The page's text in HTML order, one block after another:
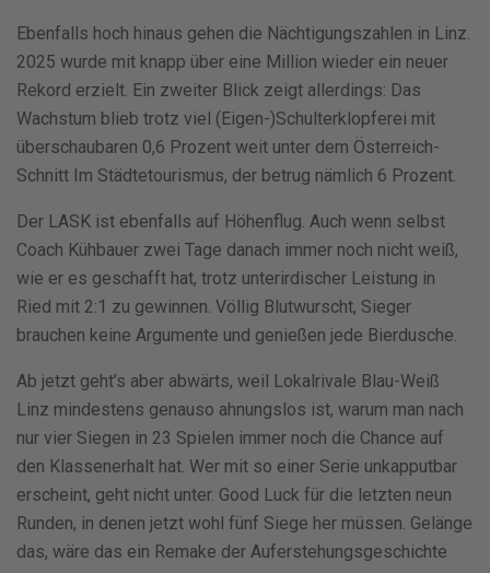
Ebenfalls hoch hinaus gehen die Nächtigungszahlen in Linz.
2025 wurde mit knapp über eine Million wieder ein neuer
Rekord erzielt. Ein zweiter Blick zeigt allerdings: Das
Wachstum blieb trotz viel (Eigen-)Schulterklopferei mit
überschaubaren 0,6 Prozent weit unter dem Österreich-
Schnitt Im Städtetourismus, der betrug nämlich 6 Prozent.
Der LASK ist ebenfalls auf Höhenflug. Auch wenn selbst
Coach Kühbauer zwei Tage danach immer noch nicht weiß,
wie er es geschafft hat, trotz unterirdischer Leistung in
Ried mit 2:1 zu gewinnen. Völlig Blutwurscht, Sieger
brauchen keine Argumente und genießen jede Bierdusche.
Ab jetzt geht’s aber abwärts, weil Lokalrivale Blau-Weiß
Linz mindestens genauso ahnungslos ist, warum man nach
nur vier Siegen in 23 Spielen immer noch die Chance auf
den Klassenerhalt hat. Wer mit so einer Serie unkapputbar
erscheint, geht nicht unter. Good Luck für die letzten neun
Runden, in denen jetzt wohl fünf Siege her müssen. Gelänge
das, wäre das ein Remake der Auferstehungsgeschichte